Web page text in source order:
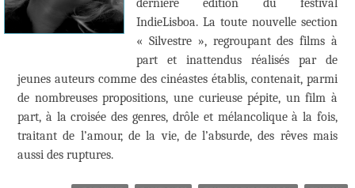
dernière édition du festival
IndieLisboa. La toute nouvelle section
« Silvestre », regroupant des films à
part et inattendus réalisés par de
jeunes auteurs comme des cinéastes établis, contenait, parmi
de nombreuses propositions, une curieuse pépite, un film à
part, à la croisée des genres, drôle et mélancolique à la fois,
traitant de l’amour, de la vie, de l’absurde, des rêves mais
aussi des ruptures.